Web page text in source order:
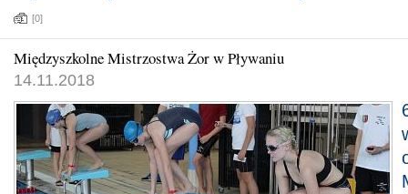
[0]
Międzyszkolne Mistrzostwa Żor w Pływaniu
14.11.2018